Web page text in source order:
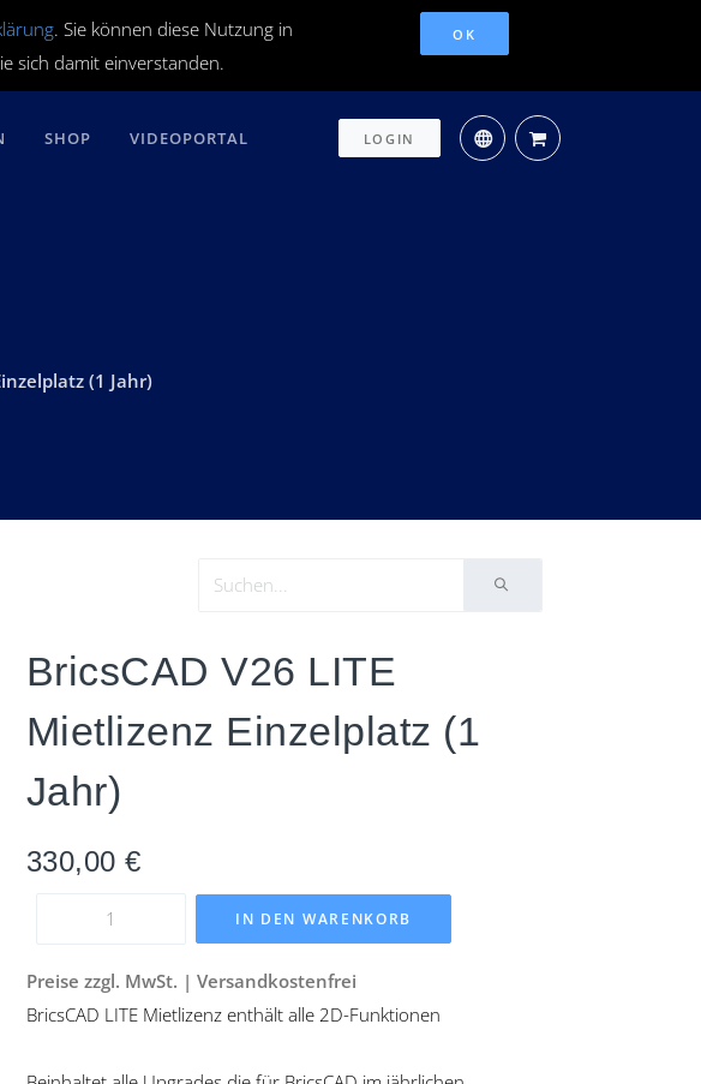
. Sie können diese Nutzung in
sich damit einverstanden.
OK
SHOP VIDEOPORTAL LOGIN
(1 Jahr)
BricsCAD V26 LITE
Mietlizenz Einzelplatz (1
Jahr)
330,00 €
IN DEN WARENKORB
Preise zzgl. MwSt. | Versandkostenfrei
BricsCAD LITE Mietlizenz enthält alle 2D-Funktionen